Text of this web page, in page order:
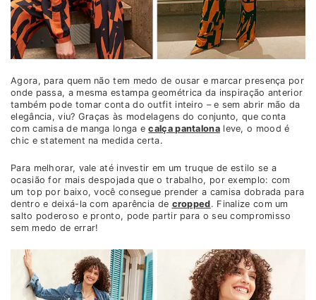
Agora, para quem não tem medo de ousar e marcar presença por
onde passa, a mesma estampa geométrica da inspiração anterior
também pode tomar conta do outfit inteiro – e sem abrir mão da
elegância, viu? Graças às modelagens do conjunto, que conta
com camisa de manga longa ecalça pantalonaleve, o mood é
chic e statement na medida certa.
Para melhorar, vale até investir em um truque de estilo se a
ocasião for mais despojada que o trabalho, por exemplo: com
um top por baixo, você consegue prender a camisa dobrada para
dentro e deixá-la com aparência de cropped. Finalize com um
salto poderoso e pronto, pode partir para o seu compromisso
sem medo de errar!